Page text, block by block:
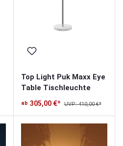
Top Light Puk Maxx Eye
Table Tischleuchte
ab 305,00 €* UVP: 410,00 €*